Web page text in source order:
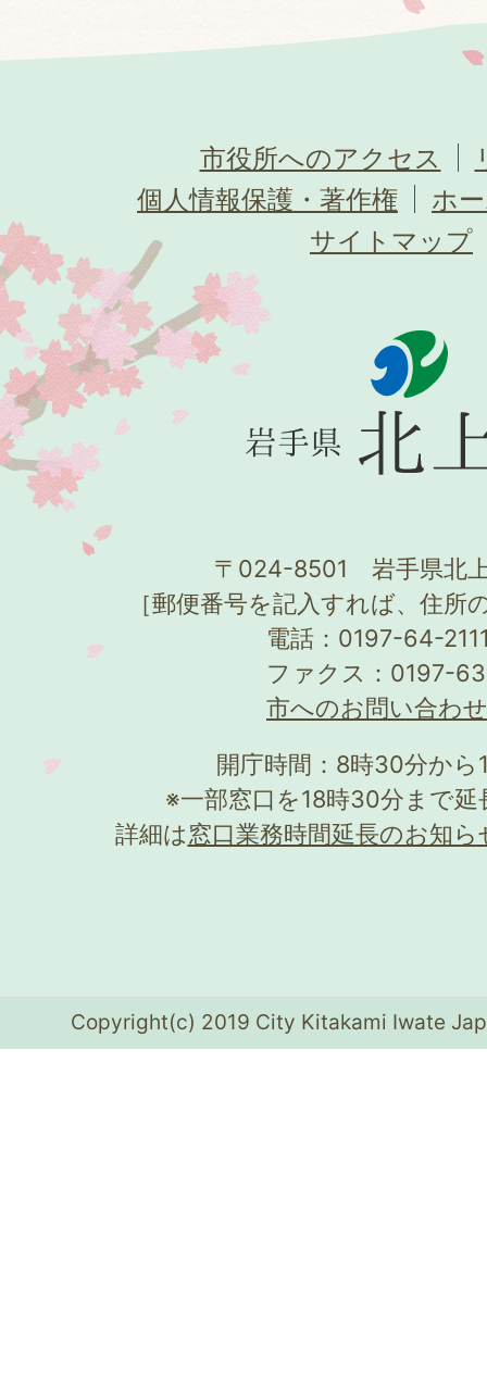
市役所へのアクセス
個人情報保護・著作権
ホ
サイトマップ
〒024-8501 岩手県北
［郵便番号を記入すれば、住所
電話：0197-64-
ファクス：0197-
市へのお問い合わ
開庁時間：8時30分か
※一部窓口を18時30分まで
詳細は窓口業務時間延長のお知ら
Copyright(c) 2019 City Kitakami Iwate